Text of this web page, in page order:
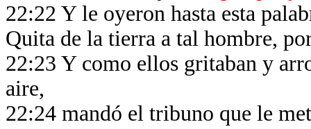
22:22 Y le oyeron hasta esta
Quita de la tierra a tal hombre,
22:23 Y como ellos gritaban y
aire,
22:24 mandó el tribuno que le